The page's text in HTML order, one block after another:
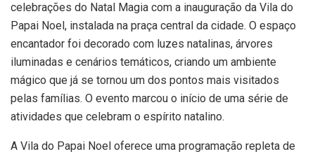
celebrações do Natal Magia com a inauguração da Vila do
Papai Noel, instalada na praça central da cidade. O espaço
encantador foi decorado com luzes natalinas, árvores
iluminadas e cenários temáticos, criando um ambiente
mágico que já se tornou um dos pontos mais visitados
pelas famílias. O evento marcou o início de uma série de
atividades que celebram o espírito natalino.
A Vila do Papai Noel oferece uma programação repleta de